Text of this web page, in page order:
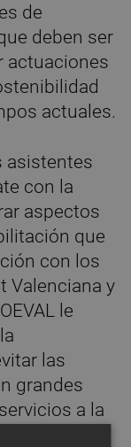
de
deben ser
actuaciones
actuales.
asistentes
con la
aspectos
que
con los
Valenciana y
le
las
grandes
a la
de